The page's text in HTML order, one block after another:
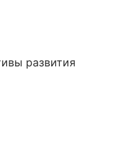
развития